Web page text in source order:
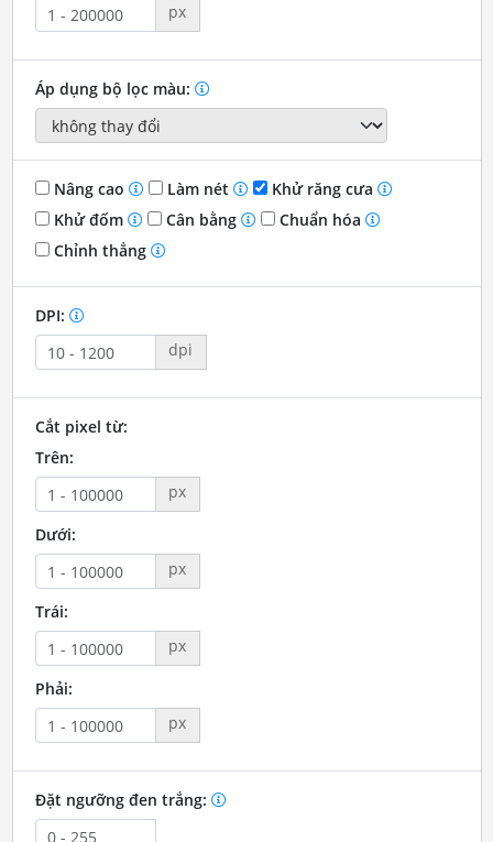
px
Áp dụng bộ lọc màu:
Nâng cao Làm nét
Khử răng cưa
Khử đốm
Cân bằng
Chuẩn hóa
Chỉnh thẳng
DPI:
dpi
Cắt pixel từ:
Trên:
px
Dưới:
px
Trái:
px
Phải:
px
Đặt ngưỡng đen trắng: